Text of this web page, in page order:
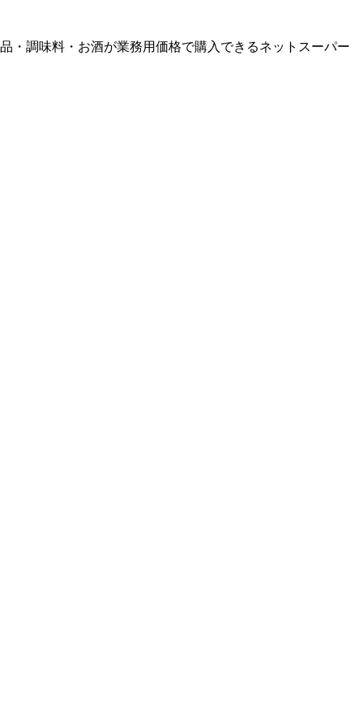
・調味料・お酒が業務用価格で購入できるネットスーパー